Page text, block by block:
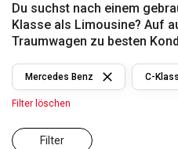
Du suchst nach einem
Klasse als Limousine? Auf
Traumwagen zu besten
Filter
Mercedes Benz C-
Filter löschen